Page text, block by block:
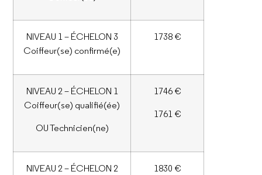
NIVEAU 1 – ÉCHELON 3
Coiffeur(se) confirmé(e)
1738 €
NIVEAU 2 – ÉCHELON 1
Coiffeur(se) qualifié(ée)
OU Technicien(ne)
1746 €
1761 €
NIVEAU 2 – ÉCHELON 2
1830 €